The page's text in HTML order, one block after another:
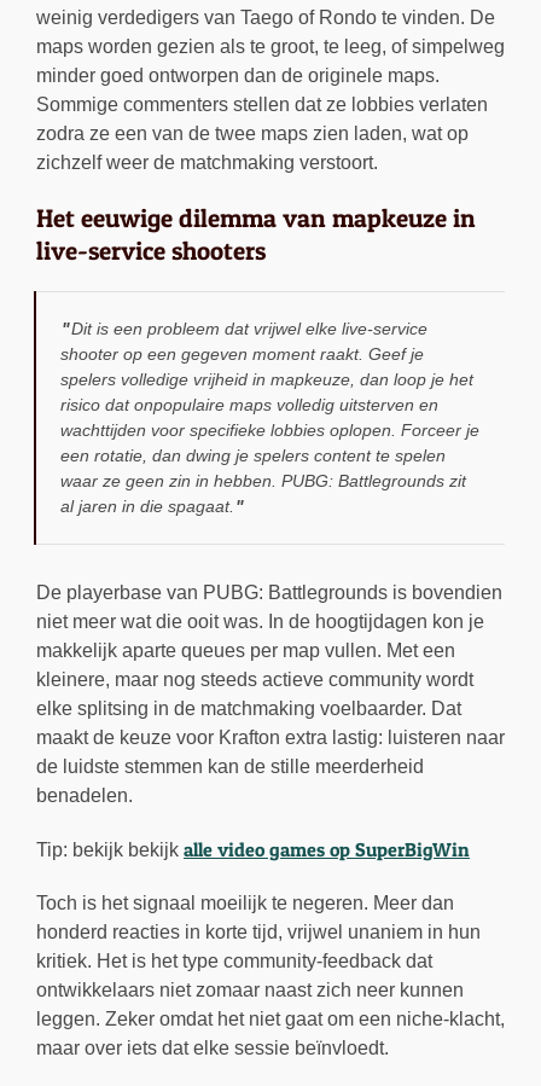
weinig verdedigers van Taego of Rondo te vinden. De
maps worden gezien als te groot, te leeg, of simpelweg
minder goed ontworpen dan de originele maps.
Sommige commenters stellen dat ze lobbies verlaten
zodra ze een van de twee maps zien laden, wat op
zichzelf weer de matchmaking verstoort.
Het eeuwige dilemma van mapkeuze in
live-service shooters
Dit is een probleem dat vrijwel elke live-service
shooter op een gegeven moment raakt. Geef je
spelers volledige vrijheid in mapkeuze, dan loop je het
risico dat onpopulaire maps volledig uitsterven en
wachttijden voor specifieke lobbies oplopen. Forceer je
een rotatie, dan dwing je spelers content te spelen
waar ze geen zin in hebben. PUBG: Battlegrounds zit
al jaren in die spagaat.
De playerbase van PUBG: Battlegrounds is bovendien
niet meer wat die ooit was. In de hoogtijdagen kon je
makkelijk aparte queues per map vullen. Met een
kleinere, maar nog steeds actieve community wordt
elke splitsing in de matchmaking voelbaarder. Dat
maakt de keuze voor Krafton extra lastig: luisteren naar
de luidste stemmen kan de stille meerderheid
benadelen.
Tip: bekijk bekijk alle video games op SuperBigWin
Toch is het signaal moeilijk te negeren. Meer dan
honderd reacties in korte tijd, vrijwel unaniem in hun
kritiek. Het is het type community-feedback dat
ontwikkelaars niet zomaar naast zich neer kunnen
leggen. Zeker omdat het niet gaat om een niche-klacht,
maar over iets dat elke sessie beïnvloedt.